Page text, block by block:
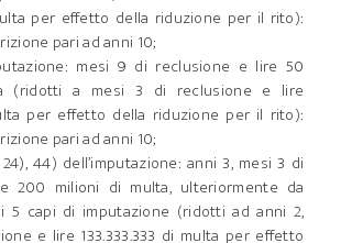
per effetto della riduzione per il rito):
pari ad anni 10;
mesi 9 di reclusione e lire 50
(ridotti a mesi 3 di reclusione e lire
per effetto della riduzione per il rito):
pari ad anni 10;
24), 44) dell’imputazione: anni 3, mesi 3 di
200 milioni di multa, ulteriormente da
5 capi di imputazione (ridotti ad anni 2,
e lire 133.333.333 di multa per effetto